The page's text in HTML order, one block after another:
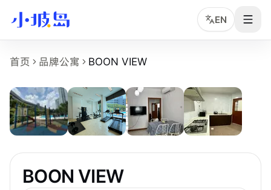
EN
BOON VIEW 房源页事实摘要
物业名称：BOON VIEW。
品牌或运营方：独立公寓或多运营方房源，小坡岛中文顾问
所在区域：Thomson / Marymount。
附近地铁：Marymount (CC16)，步行约 12 分钟。
参考起租价：S$1,350 /月起，最终以实时房型库存为准。
最短租期：3 个月。
可选房型：Common、Ensuite。
首页 品牌公寓 BOON VIEW
BOON VIEW